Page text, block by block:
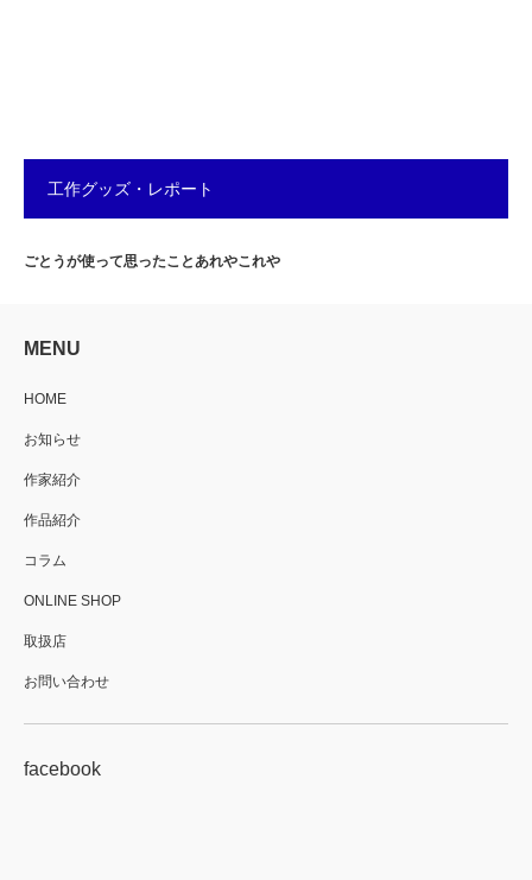
工作グッズ・レポート
ごとうが使って思ったことあれやこれや
MENU
HOME
お知らせ
作家紹介
作品紹介
コラム
ONLINE SHOP
取扱店
お問い合わせ
facebook